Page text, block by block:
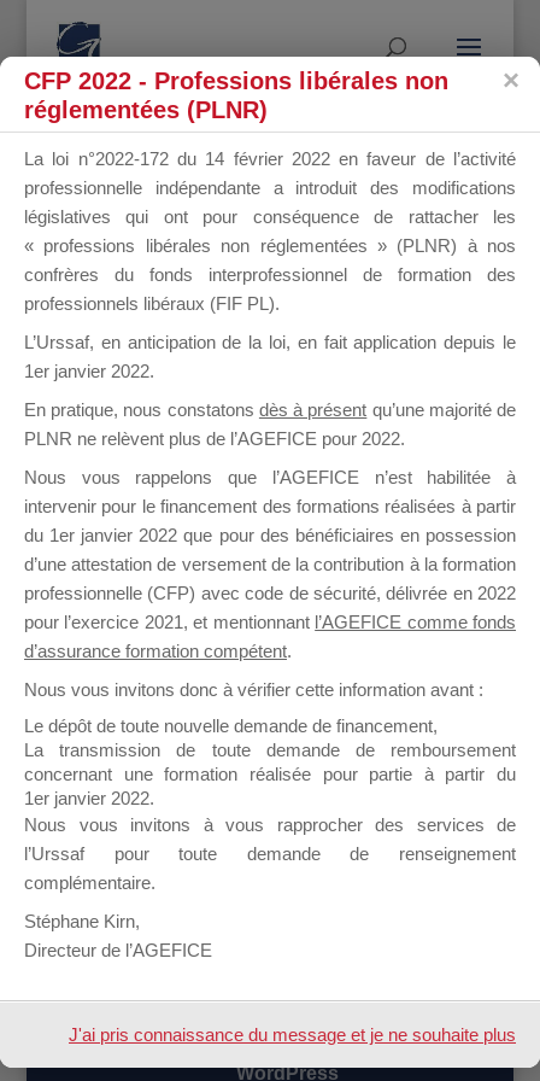
Mot-clé du sujet : MDD 2024
Accueil OF › Forums › Mot-clé du sujet : MDD 2024
3 sujets de 1 à 3 (sur un total de 3)
Sujet Participants
MessagesDernière
MDD 2024
dans :Mallette du Dirigeant
1
il y a 2
2024
Démarré par :Midi Formation
années et
MDD 2024
Démarré par :Bey
dans :Mallette du Dirigeant
1 1
il y a 2
années et
Bey
3 sujets de 1 à 3 (sur un total de 3)
Design deElegant Themes| Propulsé par
WordPress
CFP 2022 - Professions libérales non
réglementées (PLNR)
La loi n°2022-172 du 14 février 2022 en faveur de l’activité
professionnelle indépendante a introduit des modifications
législatives qui ont pour conséquence de rattacher les
« professions libérales non réglementées » (PLNR) à nos
confrères du fonds interprofessionnel de formation des
professionnels libéraux (FIF PL).
L’Urssaf, en anticipation de la loi, en fait application depuis le
1er janvier 2022.
En pratique, nous constatons dès à présent qu’une majorité de
PLNR ne relèvent plus de l’AGEFICE pour 2022.
Nous vous rappelons que l’AGEFICE n’est habilitée à
intervenir pour le financement des formations réalisées à partir
du 1er janvier 2022 que pour des bénéficiaires en possession
d’une attestation de versement de la contribution à la formation
professionnelle (CFP) avec code de sécurité, délivrée en 2022
pour l’exercice 2021, et mentionnant l’AGEFICE comme fonds
d’assurance formation compétent.
Nous vous invitons donc à vérifier cette information avant :
Le dépôt de toute nouvelle demande de financement,
La transmission de toute demande de remboursement
concernant une formation réalisée pour partie à partir du
1er janvier 2022.
Nous vous invitons à vous rapprocher des services de
l’Urssaf pour toute demande de renseignement
complémentaire.
Stéphane Kirn,
Directeur de l’AGEFICE
J'ai pris connaissance du message et je ne souhaite plus